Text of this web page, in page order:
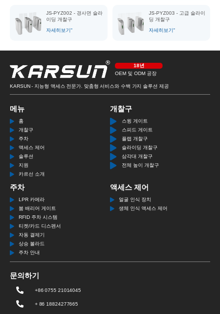
JS-PYZ002 - 경사면 슬라
이딩 개찰구
자세히보기"
JS-PYZ003 - 고급 슬라이
딩 개찰구
자세히보기"
18년
OEM 및 ODM 공장
KARSUN - 지능형 액세스 전문가. 맞춤형 서비스와 수백 가지 솔루션 제공
메뉴
홈
개찰구
주차
액세스 제어
솔루션
지원
카르선 소개
개찰구
스윙 게이트
스피드 게이트
플랩 개찰구
슬라이딩 개찰구
삼각대 개찰구
전체 높이 개찰구
주차
LPR 카메라
붐 배리어 게이트
RFID 주차 시스템
티켓/카드 디스펜서
자동 결제기
상승 볼라드
주차 안내
액세스 제어
얼굴 인식 장치
생체 인식 액세스 제어
문의하기
+86 0755 21014045
+ 86 18824277665